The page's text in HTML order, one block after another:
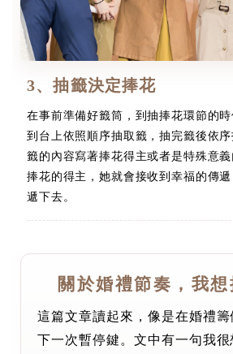
3、抽籤決定捧花
在事前準備好籤筒，到抽捧花環節的
到台上依照順序抽取籤，抽完籤後依
籤的內容寫著捧花得主或者是特殊意
捧花的得主，她就會接收到幸福的傳
遞下去。
關於婚禮節奏，我想
這篇文章讀起來，像是在婚禮
下一次暫停鍵。文中有一句我很